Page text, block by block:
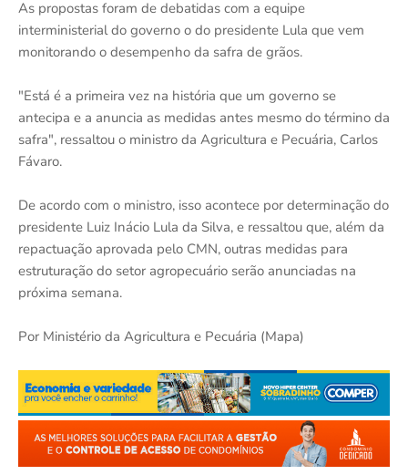
As propostas foram de debatidas com a equipe
interministerial do governo o do presidente Lula que vem
monitorando o desempenho da safra de grãos.
"Está é a primeira vez na história que um governo se
antecipa e a anuncia as medidas antes mesmo do término da
safra", ressaltou o ministro da Agricultura e Pecuária, Carlos
Fávaro.
De acordo com o ministro, isso acontece por determinação do
presidente Luiz Inácio Lula da Silva, e ressaltou que, além da
repactuação aprovada pelo CMN, outras medidas para
estruturação do setor agropecuário serão anunciadas na
próxima semana.
Por Ministério da Agricultura e Pecuária (Mapa)